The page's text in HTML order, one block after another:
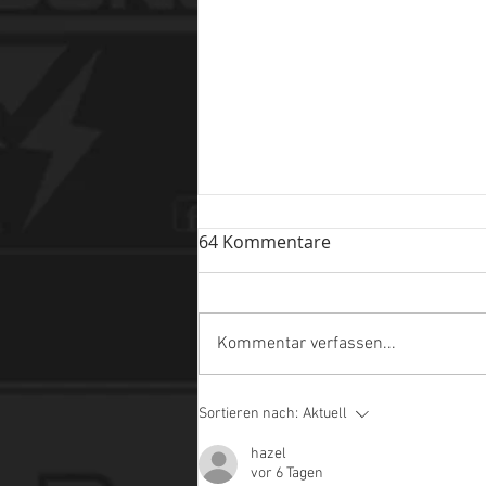
Ein Portfolio erstellen
64 Kommentare
Kommentar verfassen...
Sortieren nach: Aktuell
hazel
vor 6 Tagen